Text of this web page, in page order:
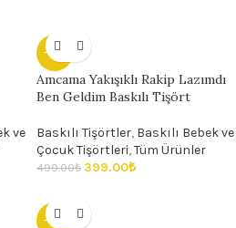
ve
- 20%
Amcama Yakışıklı Rakip Lazımdı
Ben Geldim Baskılı Tişört
Baskılı Tişörtler, Baskılı Bebek ve
Çocuk Tişörtleri,Tüm Ürünler
499.00₺ 399.00₺
- 20%